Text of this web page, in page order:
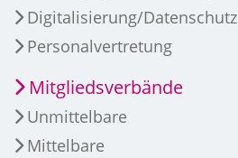
Digitalisierung/Datenschutz
Personalvertretung
Mitgliedsverbände
Unmittelbare
Mittelbare